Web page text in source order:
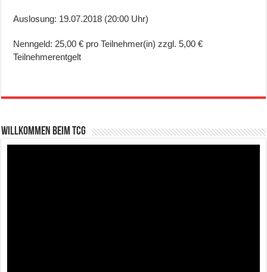
Auslosung: 19.07.2018 (20:00 Uhr)
Nenngeld: 25,00 € pro Teilnehmer(in) zzgl. 5,00 €
Teilnehmerentgelt
Willkommen beim TCG